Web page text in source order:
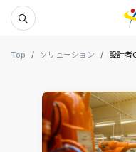
Top ソリューション 設計者